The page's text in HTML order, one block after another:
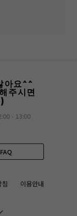
아요^^
주시면
- 13:00
FAQ
침 이용안내